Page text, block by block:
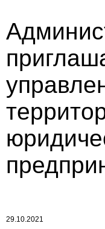
29.10.2021